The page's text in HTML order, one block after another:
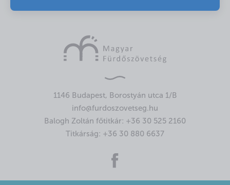
1146 Budapest, Borostyán utca 1/B
info@furdoszovetseg.hu
Balogh Zoltán főtitkár: +36 30 525 2160
Titkárság: +36 30 880 6637